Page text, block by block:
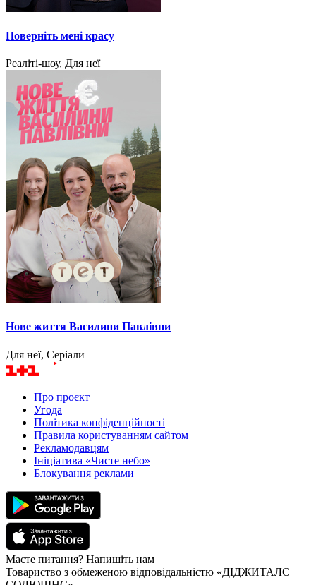
Поверніть мені красу
Реаліті-шоу, Для неї
Нове життя Василини Павлівни
Для неї, Серіали
Про проєкт
Угода
Політика конфіденційності
Правила користуванням сайтом
Рекламодавцям
Ініціатива «Чисте небо»
Блокування реклами
Маєте питання? Напишіть нам
Товариство з обмеженою відповідальністю «ДІДЖИТАЛС